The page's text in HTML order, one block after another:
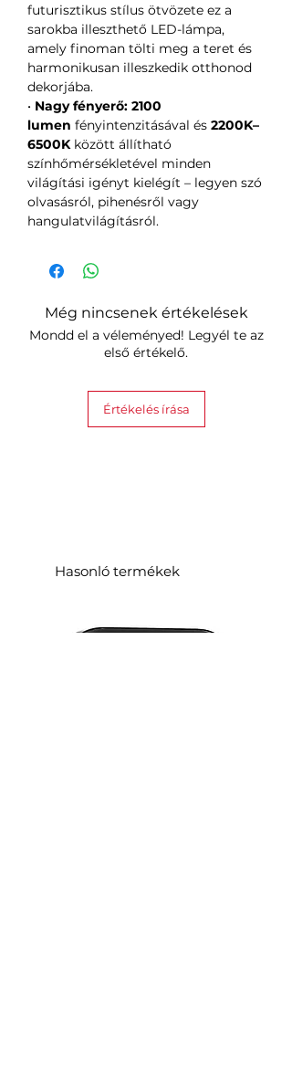
futurisztikus stílus ötvözete ez a
sarokba illeszthető LED-lámpa,
amely finoman tölti meg a teret és
harmonikusan illeszkedik otthonod
dekorjába.
• Nagy fényerő: 2100
lumen fényintenzitásával és 2200K–
6500Kközött állítható
színhőmérsékletével minden
világítási igényt kielégít – legyen szó
olvasásról, pihenésről vagy
hangulatvilágításról.
Még nincsenek értékelések
Mondd el a véleményed! Legyél te az
első értékelő.
Értékelés írása
Hasonló termékek